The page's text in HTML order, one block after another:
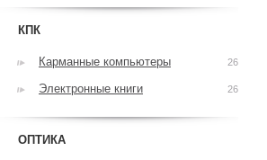
КПК
Карманные компьютеры 26
Электронные книги 26
ОПТИКА